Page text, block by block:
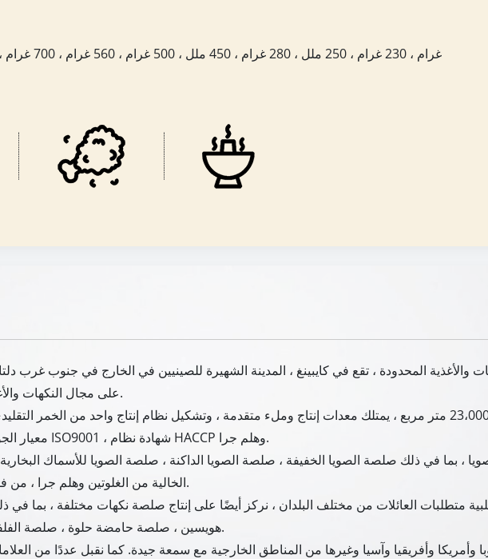
160 غرام ، 230 غرام ، 250 ملل ، 280 غرام ، 450 ملل ، 500 غرام ، 560 غرام ، 700 غرام ، 2.27 كجم ، 5 رطل ، 5 لتر ، 6 كجم ، إلخ
والأغذية المحدودة ، تقع في كايبينغ ، المدينة الشهيرة للصينيين في الخارج في جنوب غرب
على مجال النكهات والأغذية لمدة 26 عامًا منذ تأسيسها في عام 1999.
المصنع ، الذي يغطي حوالي 23،000 متر مربع ، يمتلك معدات إنتاج وملء متقدمة ، وتشكيل نظام إنتاج واحد من
معيار الجودة ، كما حصلنا على شهادة نظام إدارة الجودة ISO9001 ، شهادة نظام HACCP وهلم جرا.
، بما في ذلك صلصة الصويا الخفيفة ، صلصة الصويا الداكنة ، صلصة الصويا للأسماك البخارية
الخالية من الغلوتين وهلم جرا ، من فول الصويا المتفوقة بالطريقة الصينية التقليدية.
متطلبات العائلات من مختلف البلدان ، نركز أيضًا على إنتاج صلصة نكهات مختلفة ، بما
هويسين ، صلصة حامضة حلوة ، صلصة الفلفل التايلاندية الحلوة ، صلصة تيرياكي وهلم جرا.
وأمريكا وأفريقيا وآسيا وغيرها من المناطق الخارجية مع سمعة جيدة. كما نقبل عددًا من